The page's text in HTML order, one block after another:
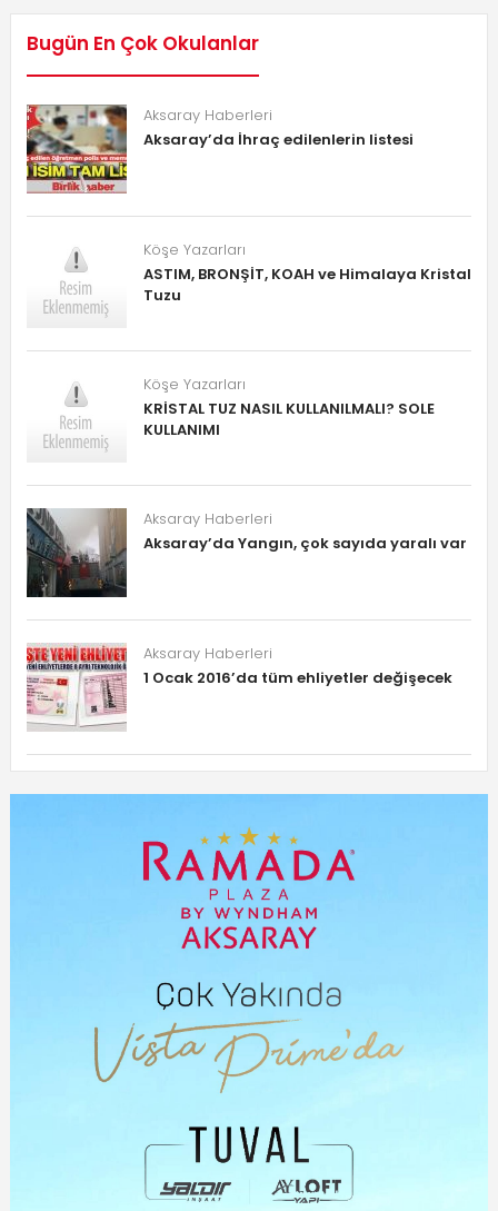
Bugün En Çok Okulanlar
Aksaray Haberleri
Aksaray’da İhraç edilenlerin listesi
Köşe Yazarları
ASTIM, BRONŞİT, KOAH ve Himalaya Kristal
Tuzu
Köşe Yazarları
KRİSTAL TUZ NASIL KULLANILMALI? SOLE
KULLANIMI
Aksaray Haberleri
Aksaray’da Yangın, çok sayıda yaralı var
Aksaray Haberleri
1 Ocak 2016’da tüm ehliyetler değişecek